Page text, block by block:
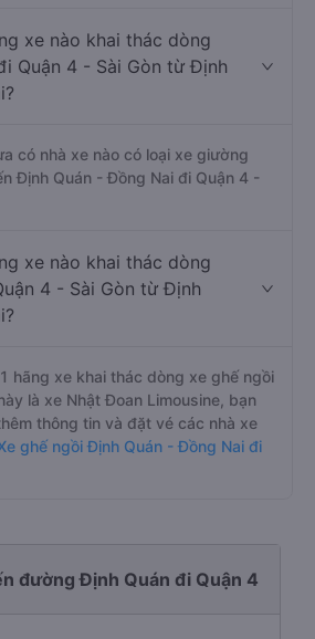
xe nào khai thác dòng
Quận 4 - Sài Gòn từ Định
có nhà xe nào có loại xe giường
Định Quán - Đồng Nai đi Quận 4 -
xe nào khai thác dòng
4 - Sài Gòn từ Định
hãng xe khai thác dòng xe ghế ngồi
là xe Nhật Đoan Limousine, bạn
thông tin và đặt vé các nhà xe
ghế ngồi Định Quán - Đồng Nai đi
đường Định Quán đi Quận 4